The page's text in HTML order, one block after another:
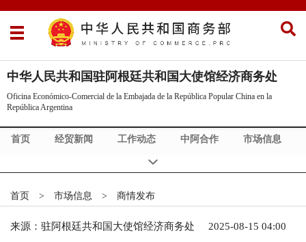
中华人民共和国驻阿根廷共和国大使馆经济商务处
Oficina Económico-Comercial de la Embajada de la República Popular China en la
República Argentina
首页 经贸新闻 工作动态 中阿合作 市场信息
首页 > 市场信息 > 商情发布
来源：驻阿根廷共和国大使馆经济商务处 2025-08-15 04:00